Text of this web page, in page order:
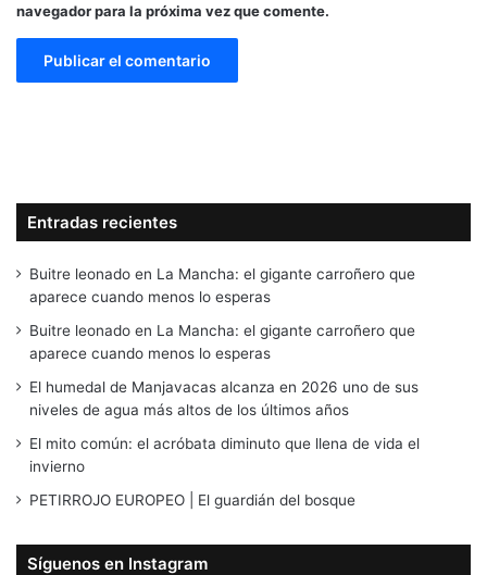
navegador para la próxima vez que comente.
Entradas recientes
Buitre leonado en La Mancha: el gigante carroñero que
aparece cuando menos lo esperas
Buitre leonado en La Mancha: el gigante carroñero que
aparece cuando menos lo esperas
El humedal de Manjavacas alcanza en 2026 uno de sus
niveles de agua más altos de los últimos años
El mito común: el acróbata diminuto que llena de vida el
invierno
PETIRROJO EUROPEO | El guardián del bosque
Síguenos en Instagram